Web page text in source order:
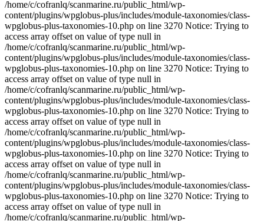
/home/c/cofranlq/scanmarine.ru/public_html/wp-
content/plugins/wpglobus-plus/includes/module-taxonomies/class-
wpglobus-plus-taxonomies-10.php on line 3270 Notice: Trying to
access array offset on value of type null in
/home/c/cofranlq/scanmarine.ru/public_html/wp-
content/plugins/wpglobus-plus/includes/module-taxonomies/class-
wpglobus-plus-taxonomies-10.php on line 3270 Notice: Trying to
access array offset on value of type null in
/home/c/cofranlq/scanmarine.ru/public_html/wp-
content/plugins/wpglobus-plus/includes/module-taxonomies/class-
wpglobus-plus-taxonomies-10.php on line 3270 Notice: Trying to
access array offset on value of type null in
/home/c/cofranlq/scanmarine.ru/public_html/wp-
content/plugins/wpglobus-plus/includes/module-taxonomies/class-
wpglobus-plus-taxonomies-10.php on line 3270 Notice: Trying to
access array offset on value of type null in
/home/c/cofranlq/scanmarine.ru/public_html/wp-
content/plugins/wpglobus-plus/includes/module-taxonomies/class-
wpglobus-plus-taxonomies-10.php on line 3270 Notice: Trying to
access array offset on value of type null in
/home/c/cofranlq/scanmarine.ru/public_html/wp-